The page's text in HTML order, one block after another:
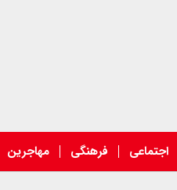
اجتماعی فرهنگی مهاجرین